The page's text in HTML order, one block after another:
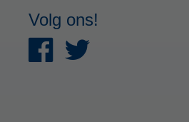
Volg ons!